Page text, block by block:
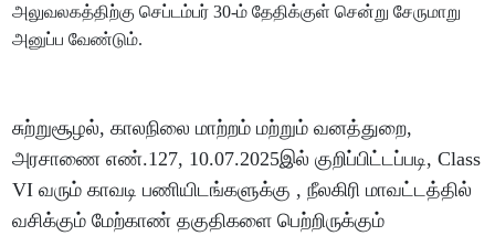
அலுவலகத்திற்கு செப்டம்பர் 30-ம் தேதிக்குள் சென்று சேருமாறு
அனுப்ப வேண்டும்.
சுற்றுசூழல், காலநிலை மாற்றம் மற்றும் வனத்துறை,
அரசாணை எண்.127, 10.07.2025இல் குறிப்பிட்டப்படி, Class
VI வரும் காவடி பணியிடங்களுக்கு , நீலகிரி மாவட்டத்தில்
வசிக்கும் மேற்காண் தகுதிகளை பெற்றிருக்கும்